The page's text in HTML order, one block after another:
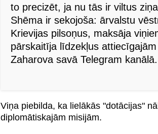
to precizēt, ja nu tās ir viltus
Shēma ir sekojoša: ārvalstu
Krievijas pilsoņus, maksāja
pārskaitīja līdzekļus
Zaharova savā Telegram kanālā.
Viņa piebilda, ka lielākās "dotācijas"
diplomātiskajām misijām.